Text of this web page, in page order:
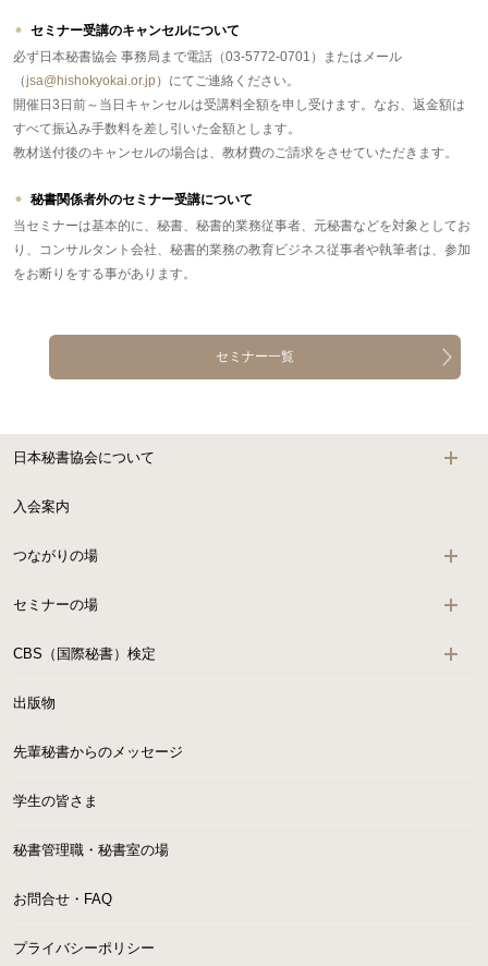
セミナー受講のキャンセルについて
必ず日本秘書協会 事務局まで電話（03-5772-0701）またはメール
（jsa@hishokyokai.or.jp）にてご連絡ください。
開催日3日前～当日キャンセルは受講料全額を申し受けます。なお、返金額は
すべて振込み手数料を差し引いた金額とします。
教材送付後のキャンセルの場合は、教材費のご請求をさせていただきます。
秘書関係者外のセミナー受講について
当セミナーは基本的に、秘書、秘書的業務従事者、元秘書などを対象としてお
り、コンサルタント会社、秘書的業務の教育ビジネス従事者や執筆者は、参加
をお断りをする事があります。
セミナー一覧
日本秘書協会について
入会案内
つながりの場
セミナーの場
CBS（国際秘書）検定
出版物
先輩秘書からのメッセージ
学生の皆さま
秘書管理職・秘書室の場
お問合せ・FAQ
プライバシーポリシー